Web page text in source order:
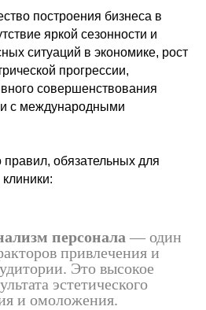
построения бизнеса в
яркой сезонности и
ситуаций в экономике, рост
прогрессии,
совершенствования
с международными
правил, обязательных для
персонала — один
привлечения и
Это высокое
эстетического
и омоложения.